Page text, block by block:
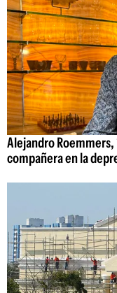
Alejandro
compañera en la